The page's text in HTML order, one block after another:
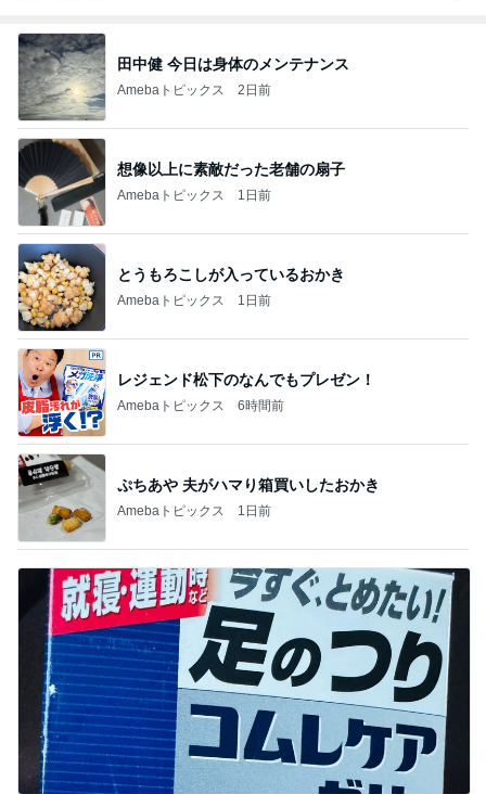
田中健 今日は身体のメンテナンス
Amebaトピックス 2日前
想像以上に素敵だった老舗の扇子
Amebaトピックス 1日前
とうもろこしが入っているおかき
Amebaトピックス 1日前
レジェンド松下のなんでもプレゼン！
Amebaトピックス 6時間前
ぷちあや 夫がハマり箱買いしたおかき
Amebaトピックス 1日前